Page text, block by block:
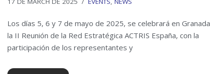
Los días 5, 6 y 7 de mayo de 2025, se celebrará en Granada
la II Reunión de la Red Estratégica ACTRIS España, con la
participación de los representantes y